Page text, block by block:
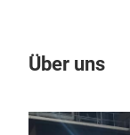
Über uns